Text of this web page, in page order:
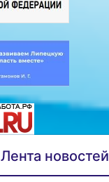
Лента новостей